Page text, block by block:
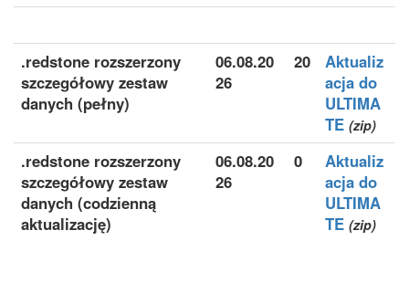
.redstone rozszerzony
szczegółowy zestaw
danych (pełny)
06.08.20
26
20
Aktualiz
acja do
ULTIMA
TE (zip)
.redstone rozszerzony
szczegółowy zestaw
danych (codzienną
aktualizację)
06.08.20
26
0
Aktualiz
acja do
ULTIMA
TE (zip)